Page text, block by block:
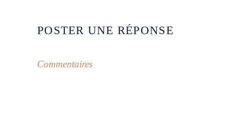
POSTER UNE RÉPONSE